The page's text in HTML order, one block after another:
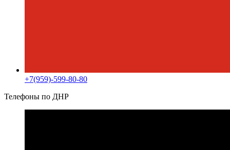
+7(959)-599-80-80
Телефоны по ДНР